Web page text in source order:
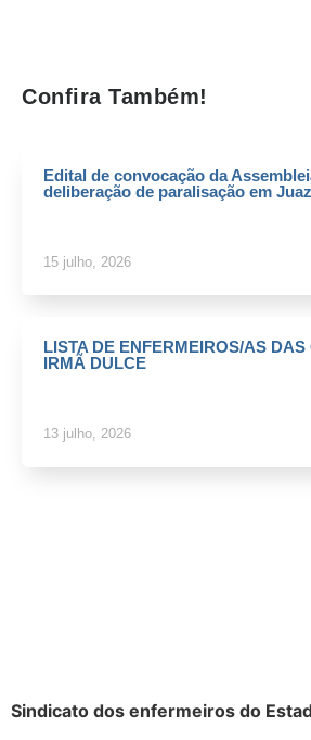
Confira Também!
Edital de convocação da
deliberação de paralisação em
15 julho, 2026
LISTA DE ENFERMEIROS/AS
IRMÃ DULCE
13 julho, 2026
Sindicato dos enfermeiros do